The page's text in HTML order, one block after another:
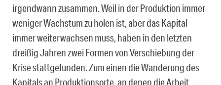
irgendwann zusammen. Weil in der Produktion immer
weniger Wachstum zu holen ist, aber das Kapital
immer weiterwachsen muss, haben in den letzten
dreißig Jahren zwei Formen von Verschiebung der
Krise stattgefunden. Zum einen die Wanderung des
Kapitals an Produktionsorte, an denen die Arbeit